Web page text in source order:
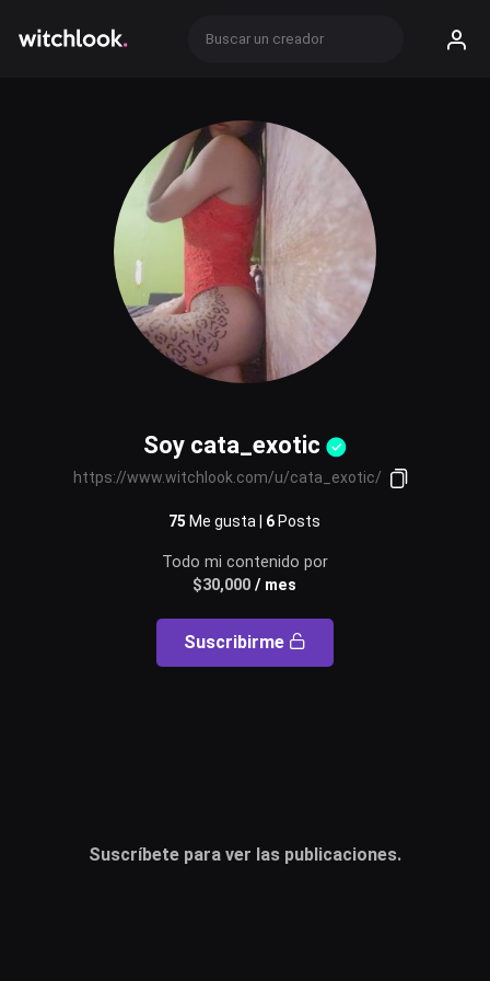
Usuario o email
Contraseña
Soy cata_exotic
https://www.witchlook.com/u/cata_exotic/
75 Me gusta | 6 Posts
Todo mi contenido por
$30,000 / mes
Suscribirme
Suscríbete para ver las publicaciones.